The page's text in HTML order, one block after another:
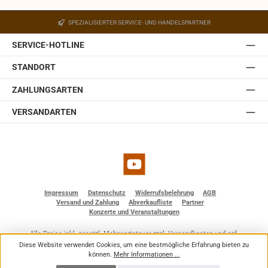
Der Halter ist mit einem Kugelgelenk ausgestattet,
welches in der Wandplatte des Halters eingebaut ist.
Somit lässt sich die JBL Control 1 Pro auch ohne optionale
Zubehörteile einfach und schnell installieren. Sie ist
SPEZIALISIERTER SERVICE- UND HANDELSPARTNER
SERVICE-HOTLINE
STANDORT
ZAHLUNGSARTEN
VERSANDARTEN
YouTube
Impressum Datenschutz Widerrufsbelehrung
AGB
Versand und Zahlung
Abverkaufliste
Partner
Konzerte und Veranstaltungen
Alle Preise inkl. gesetzl. Mehrwertsteuer zzgl.Versandkostenund ggf.
Nachnahmegebühren, wenn nicht anders angegeben.
© 2026 BF - Dienstleistungen - Alle Rechte vorbehalten. Theme by
Diese Website verwendet Cookies, um eine bestmögliche Erfahrung bieten zu
können. Mehr Informationen ...